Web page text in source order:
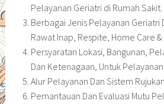
Pelayanan Geriatri di Rumah Sakit.
Berbagai Jenis Pelayanan Geriatri
Rawat Inap, Respite, Home Care
Persyaratan Lokasi, Bangunan,
Dan Ketenagaan, Untuk
Alur Pelayanan Dan Sistem
Pemantauan Dan Evaluasi Mutu